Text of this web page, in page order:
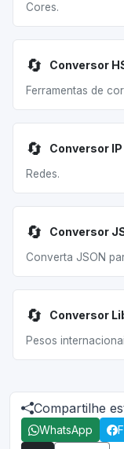
Cores.
🔄 Conversor
Ferramentas de
🔄 Conversor
Redes.
🔄 Conversor
Converta JSON
🔄 Conversor
Pesos
Compartilhe
WhatsApp